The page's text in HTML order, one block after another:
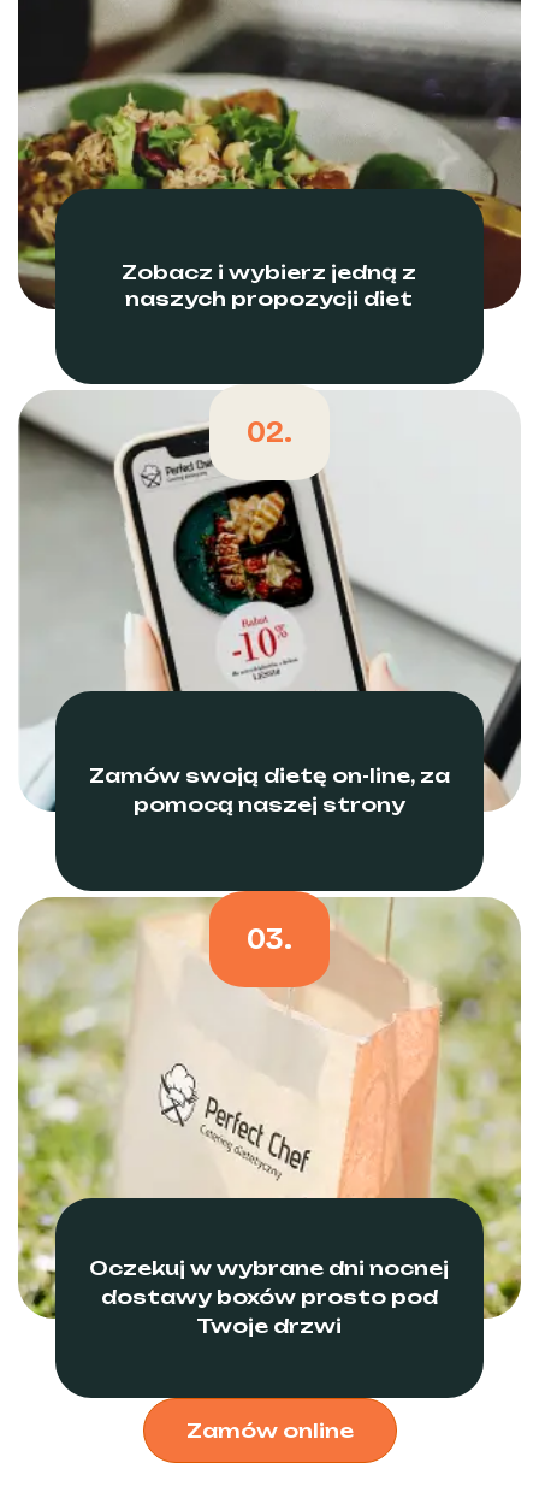
Zobacz i wybierz jedną z
naszych propozycji diet
02.
Zamów swoją dietę on-line, za
pomocą naszej strony
03.
Oczekuj w wybrane dni nocnej
dostawy boxów prosto pod
Twoje drzwi
Zamów online